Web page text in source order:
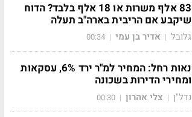
83 אלף משרות או 18 אלף בלבד? הדוח
שיקבע אם הריבית בארה"ב תעלה
גלובל | אדיר בן עמי |
00:34
נאות רחל: המחיר למ"ר ירד 6%, עסקאות
ומחירי הדירות בשכונה
נדל"ן | צלי אהרון |
00:30